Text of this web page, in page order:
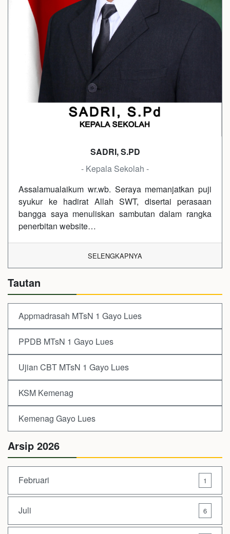
SADRI, S.PD
- Kepala Sekolah -
Assalamualaikum wr.wb. Seraya memanjatkan puji
syukur ke hadirat Allah SWT, disertai perasaan
bangga saya menuliskan sambutan dalam rangka
penerbitan website…
SELENGKAPNYA
Tautan
Appmadrasah MTsN 1 Gayo Lues
PPDB MTsN 1 Gayo Lues
Ujian CBT MTsN 1 Gayo Lues
KSM Kemenag
Kemenag Gayo Lues
Arsip 2026
Februari 1
Juli 6